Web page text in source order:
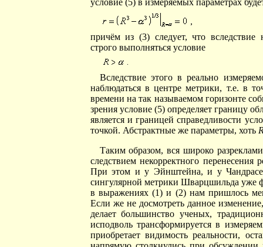
условие (5) в измеряемых параметрах
причём из (3) следует, что вследствие
строго выполняться условие
Вследствие этого в реально
наблюдаться в центре метрики, т.е. в
времени на так называемом горизонте
зрения условие (5) определяет границу
является и границей справедливости
точкой. Абстрактные же параметры, хоть
Таким образом, вся широко
следствием некорректного
При этом и у Эйнштейна, и у
сингулярной метрики Шварцшильда уже
в выражениях (1) и (2) нам пришлось
Если же не досмотреть данное
делает большинство ученых,
исподволь трансформируется в
приобретает видимость реальности,